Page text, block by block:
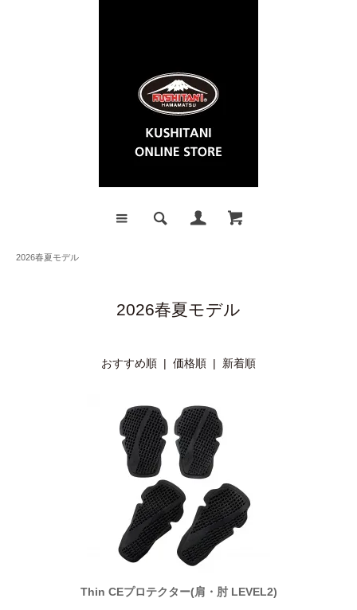
2026春夏モデル
2026春夏モデル
おすすめ順 | 価格順 | 新着順
Thin CEプロテクター(肩・肘 LEVEL2)